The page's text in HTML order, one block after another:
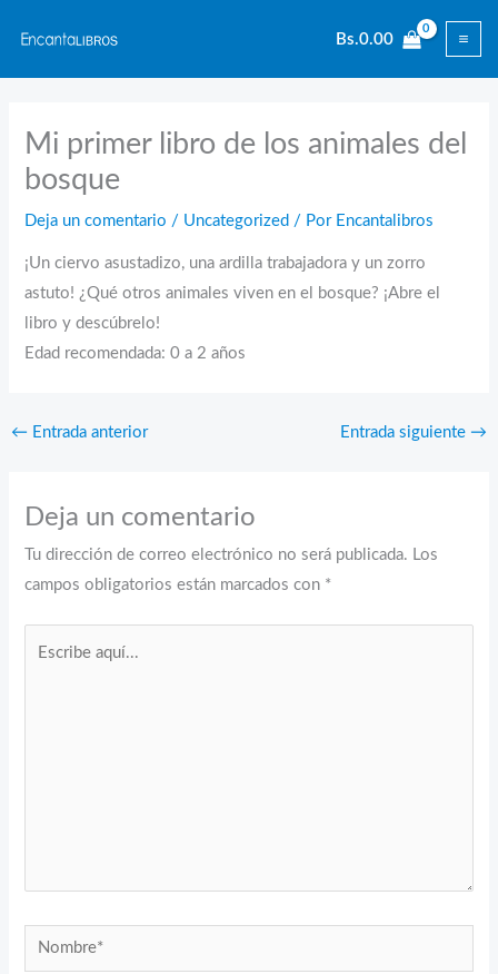
contenido
Bs.0.00
Mi primer libro de los animales del
bosque
Deja un comentario / Uncategorized / Por Encantalibros
¡Un ciervo asustadizo, una ardilla trabajadora y un zorro
astuto! ¿Qué otros animales viven en el bosque? ¡Abre el
libro y descúbrelo!
Edad recomendada: 0 a 2 años
← Entrada anterior Entrada siguiente →
Deja un comentario
Tu dirección de correo electrónico no será publicada. Los
campos obligatorios están marcados con *
Nombre*